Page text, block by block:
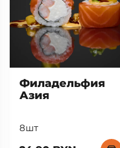
Филадельфия
Азия
8шт